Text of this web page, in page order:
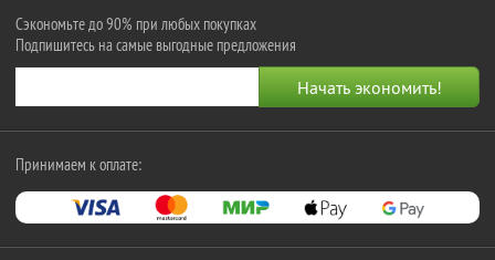
Сэкономьте до 90% при любых покупках
Подпишитесь на самые выгодные предложения
Принимаем к оплате: